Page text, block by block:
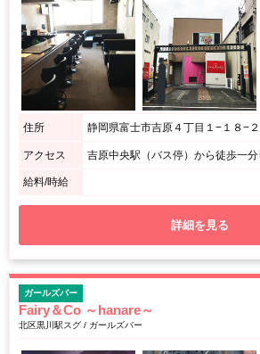
住所 静岡県富士市吉原４丁目１−１８−
アクセス 吉原中央駅（バス停）から徒歩一
給料/時給
詳細を見る
ガールズバー
Fairy＆Co ～hanare～
北区黒川駅スグ / ガールズバー